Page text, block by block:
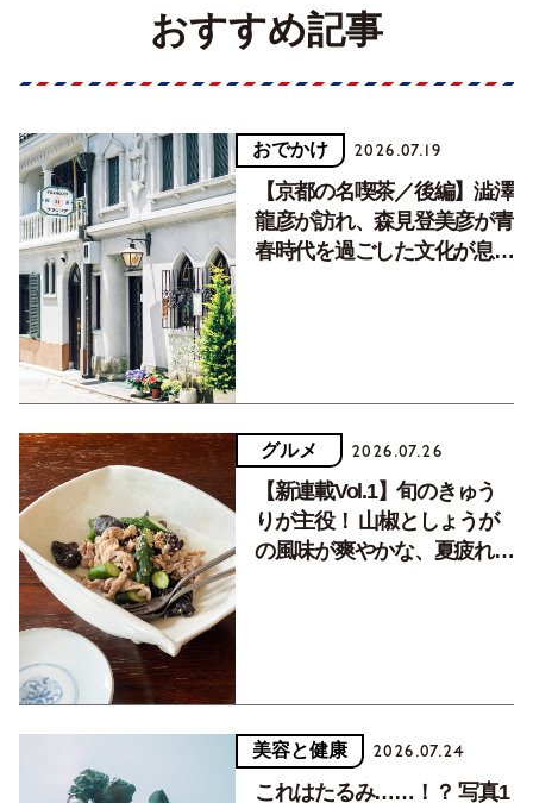
おすすめ記事
おでかけ 2026.07.19
【京都の名喫茶／後編】澁澤
龍彦が訪れ、森見登美彦が青
春時代を過ごした文化が息づ
グルメ 2026.07.26
【新連載Vol.1】旬のきゅう
りが主役！ 山椒としょうが
の風味が爽やかな、夏疲れを
美容と健康 2026.07.24
これはたるみ……！？ 写真1